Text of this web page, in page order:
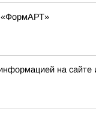
«ФормАРТ»
на